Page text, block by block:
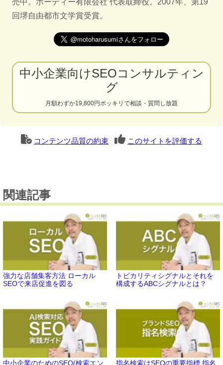
売中。ボーディー有限会社 代表取締役。2007年、第19
回堺自由都市文学賞受賞。
中小企業向けSEOコンサルティン
グ
月額わずか19,800円ポッキリで相談・質問し放題
コンテンツ品質の約束 このサイトを評価する
関連記事
強力な店舗集客方法 ローカル
SEOで来店促進を図る
トピカリティシグナルとそれを
構成するABCシグナルとは？
中小企業のためのSEO(検索エン 指名検索はSEOの重要指標 指名